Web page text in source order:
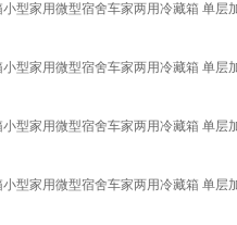
型家用微型宿舍车家两用冷藏箱 单层
型家用微型宿舍车家两用冷藏箱 单层
型家用微型宿舍车家两用冷藏箱 单层
型家用微型宿舍车家两用冷藏箱 单层